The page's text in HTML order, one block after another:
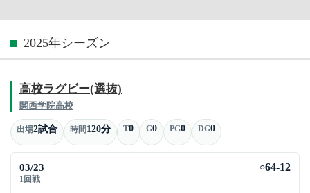
2025年シーズン
高校ラグビー(選抜)
関西学院高校
出場2試合 時間120分 T0 G0 PG0 DG0
03/23
1回戦
○64-12